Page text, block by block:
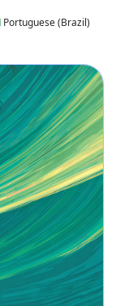
Portuguese (Brazil)